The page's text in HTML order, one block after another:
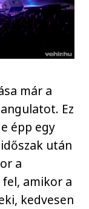
már a
Ez
épp egy
után
a
amikor a
kedvesen